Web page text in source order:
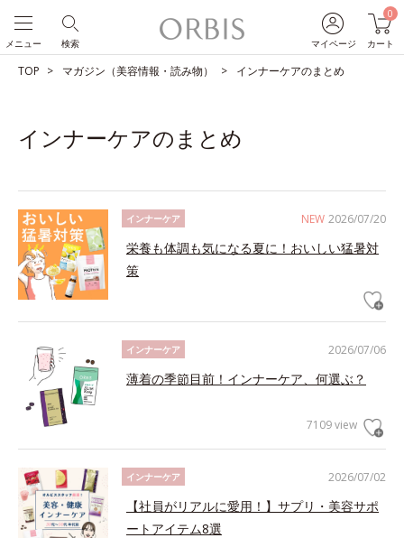
マイページ
0
カート
検索
メニュー
TOP マガジン（美容情報・読み物） インナーケアのまとめ
インナーケアのまとめ
NEW 2026/07/20
インナーケア
栄養も体調も気になる夏に！おいしい猛暑対
策
2026/07/06
インナーケア
薄着の季節目前！インナーケア、何選ぶ？
7109 view
2026/07/02
インナーケア
【社員がリアルに愛用！】サプリ・美容サポ
ートアイテム8選